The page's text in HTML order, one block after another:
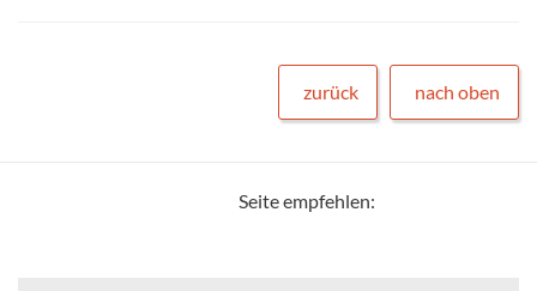
zurück nach oben
Seite empfehlen: